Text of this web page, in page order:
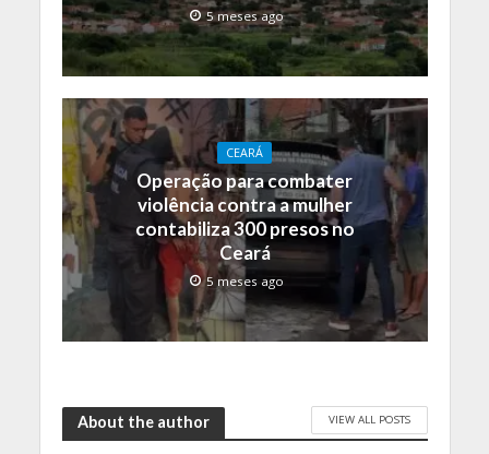
5 meses ago
CEARÁ
Operação para combater
violência contra a mulher
contabiliza 300 presos no
Ceará
5 meses ago
About the author VIEW ALL POSTS